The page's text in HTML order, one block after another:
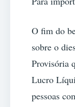
O fim do
sobre o
Provisória
Lucro
pessoas